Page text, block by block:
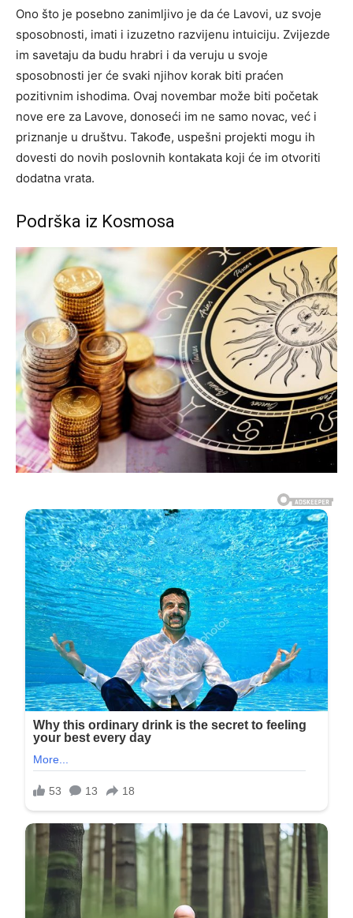
Ono što je posebno zanimljivo je da će Lavovi, uz svoje
sposobnosti, imati i izuzetno razvijenu intuiciju. Zvijezde
im savetaju da budu hrabri i da veruju u svoje
sposobnosti jer će svaki njihov korak biti praćen
pozitivnim ishodima. Ovaj novembar može biti početak
nove ere za Lavove, donoseći im ne samo novac, već i
priznanje u društvu. Takođe, uspešni projekti mogu ih
dovesti do novih poslovnih kontakata koji će im otvoriti
dodatna vrata.
Podrška iz Kosmosa